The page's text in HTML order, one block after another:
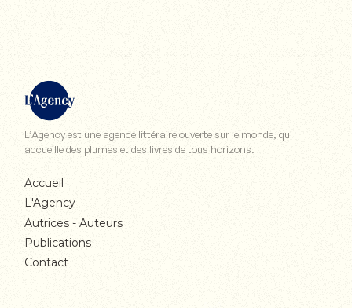
L’Agency est une agence littéraire ouverte sur le monde, qui
accueille des plumes et des livres de tous horizons.
Accueil
L'Agency
Autrices - Auteurs
Publications
Contact